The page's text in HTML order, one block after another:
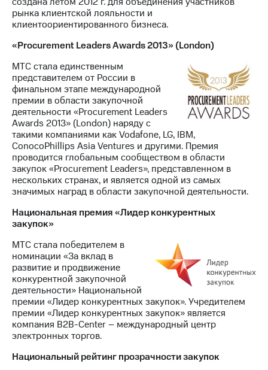
рынка клиентской лояльности и
клиентоориентированного бизнеса.
«Procurement Leaders Awards 2013» (London)
МТС стала единственным
представителем от России в
финальном этапе международной
премии в области закупочной
деятельности «Procurement Leaders
Awards 2013» (London) наряду с
такими компаниями как Vodafone, LG, IBM,
ConocoPhillips Asia Ventures и другими. Премия
проводится глобальным сообществом в области
закупок «Procurement Leaders», представленном в
нескольких странах, и является одной из самых
значимых наград в области закупочной деятельности.
Национальная премия «Лидер конкурентных
закупок»
МТС стала победителем в
номинации «За вклад в
развитие и продвижение
конкурентной закупочной
деятельности» Национальной
премии «Лидер конкурентных закупок». Учредителем
премии «Лидер конкурентных закупок» является
компания B2B-Center – международный центр
электронных торгов.
Национальный рейтинг прозрачности закупок